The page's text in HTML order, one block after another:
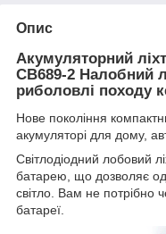
Опис
Акумуляторний
CB689-2 Налобний
риболовлі походу
Нове покоління
акумуляторі для дому,
Світлодіодний лобовий
батарею, що дозволяє
світло. Вам не потрібно
батареї.